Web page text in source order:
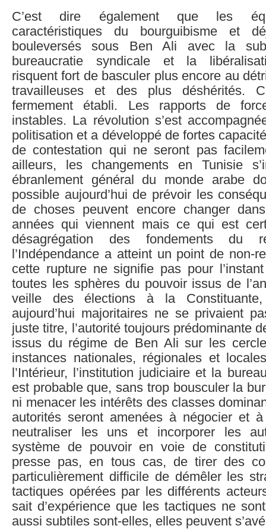
C’est dire également que les
caractéristiques du bourguibisme et
bouleversés sous Ben Ali avec la
bureaucratie syndicale et la
risquent fort de basculer plus encore au
travailleuses et des plus déshérités.
fermement établi. Les rapports de
instables. La révolution s’est
politisation et a développé de fortes
de contestation qui ne seront pas
ailleurs, les changements en Tunisie
ébranlement général du monde arabe
possible aujourd’hui de prévoir les
de choses peuvent encore changer
années qui viennent mais ce qui est
désagrégation des fondements du
l’Indépendance a atteint un point de non-
cette rupture ne signifie pas pour
toutes les sphères du pouvoir issus de
veille des élections à la
aujourd’hui majoritaires ne se privaient
juste titre, l’autorité toujours prédominante
issus du régime de Ben Ali sur les
instances nationales, régionales et
l’Intérieur, l’institution judiciaire et la
est probable que, sans trop bousculer la
ni menacer les intérêts des classes
autorités seront amenées à négocier et
neutraliser les uns et incorporer les
système de pouvoir en voie de
presse pas, en tous cas, de tirer des
particulièrement difficile de démêler les
tactiques opérées par les différents
sait d’expérience que les tactiques ne
aussi subtiles sont-elles, elles peuvent